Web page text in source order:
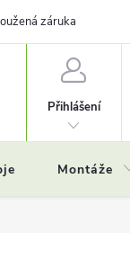
záruka
Přihlášení
Montáže